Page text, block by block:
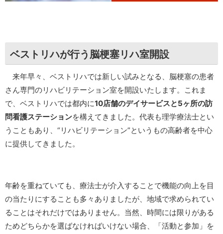
ベストリハが行う脳梗塞リハ室開設
来年早々、ベストリハでは新しい試みとなる、脳梗塞の患者
さん専門のリハビリテーション室を開設いたします。これま
で、ベストリハでは都内に10店舗のデイサービスと5ヶ所の訪
問看護ステーションを構えてきました。代表も理学療法士とい
うこともあり、“リハビリテーション”というもの高齢者を中心
に提供してきました。
年齢を重ねていても、療法士が介入することで機能の向上を目
の当たりにすることも多々ありましたが、地域で求められてい
ることはそれだけではありません。当然、時間には限りがある
ためどちらかを選ばなければいけない場合、「活動と参加」を